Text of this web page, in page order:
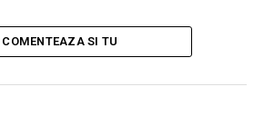
MEU”!
COMENTEAZA SI TU